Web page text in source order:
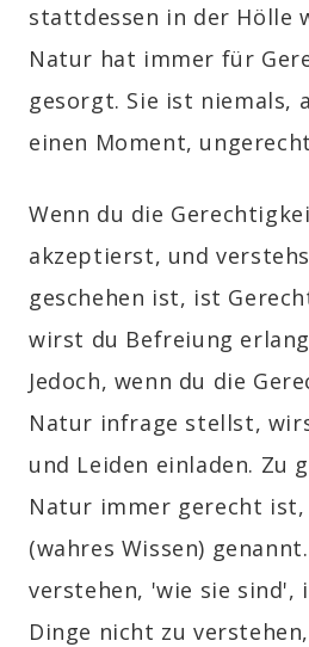
stattdessen in der Hölle
Natur hat immer für
gesorgt. Sie ist niemals,
einen Moment,
Wenn du die
akzeptierst, und
geschehen ist, ist
wirst du Befreiung
Jedoch, wenn du die
Natur infrage stellst,
und Leiden einladen. Zu
Natur immer gerecht
(wahres Wissen)
verstehen, 'wie sie sind',
Dinge nicht zu